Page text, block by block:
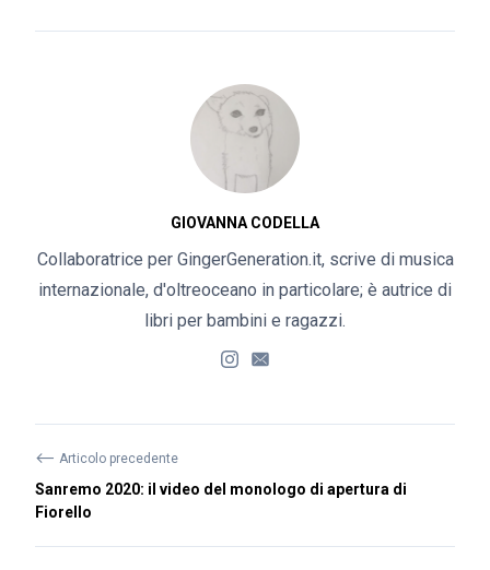
GIOVANNA CODELLA
Collaboratrice per GingerGeneration.it, scrive di musica
internazionale, d'oltreoceano in particolare; è autrice di
libri per bambini e ragazzi.
⟵ Articolo precedente
Sanremo 2020: il video del monologo di apertura di
Fiorello